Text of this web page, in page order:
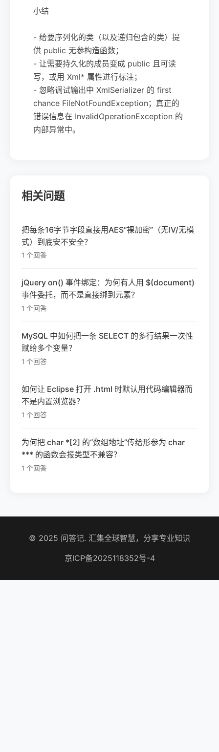
小结
- 给要序列化的类（以及递归包含的类）提
供 public 无参构造函数；
- 让需要持久化的成员变成 public 且可读
写，或用 Xml* 属性进行标注；
- 忽略调试输出中 XmlSerializer 的 first
chance FileNotFoundException；真正的
错误信息在 InvalidOperationException 的
内部异常中。
相关问题
把每条16字节字段直接用AES“裸加密”（无IV/无模
式）到底安不安全？
1 个回答
jQuery on() 事件绑定：为何有人用 $(document)
事件委托，而不是直接绑到元素？
1 个回答
MySQL 中如何把一条 SELECT 的多行结果一次性
赋给多个变量？
1 个回答
如何让 Eclipse 打开 .html 时默认用代码编辑器而
不是内置浏览器？
1 个回答
为何把 char *[2] 的“数组地址”传给形参为 char
*** 的函数会报类型不兼容？
1 个回答
© 2025 问答记. 汇集全球智慧，分享专业知识
京ICP备2025118352号-4